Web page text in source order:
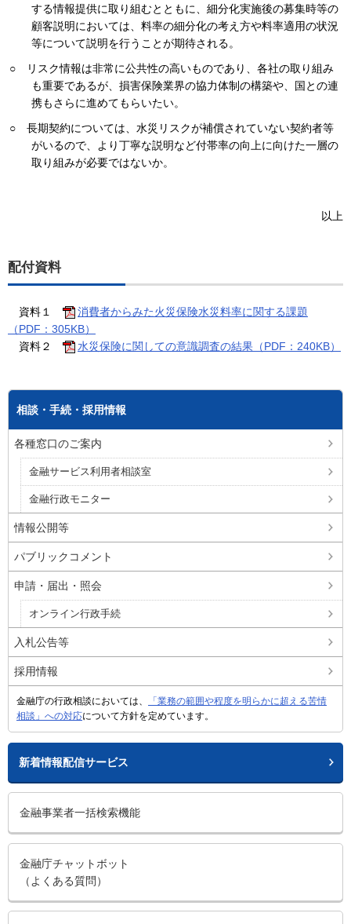
する情報提供に取り組むとともに、細分化実施後の募集時等の
顧客説明においては、料率の細分化の考え方や料率適用の状況
等について説明を行うことが期待される。
リスク情報は非常に公共性の高いものであり、各社の取り組み
も重要であるが、損害保険業界の協力体制の構築や、国との連
携もさらに進めてもらいたい。
長期契約については、水災リスクが補償されていない契約者等
がいるので、より丁寧な説明など付帯率の向上に向けた一層の
取り組みが必要ではないか。
以上
配付資料
資料１
消費者からみた火災保険水災料率に関する課題
（PDF：305KB）
資料２
水災保険に関しての意識調査の結果（PDF：240KB）
相談・手続・採用情報
各種窓口のご案内
金融サービス利用者相談室
金融行政モニター
情報公開等
パブリックコメント
申請・届出・照会
オンライン行政手続
入札公告等
採用情報
金融庁の行政相談においては、
「業務の範囲や程度を明らかに超える苦情
相談」への対応について方針を定めています。
新着情報配信サービス
金融事業者一括検索機能
金融庁チャットボット
（よくある質問）